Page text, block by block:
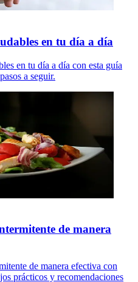
en tu día a día
en tu día a día con esta guía
a seguir.
de manera
de manera efectiva con
prácticos y recomendaciones